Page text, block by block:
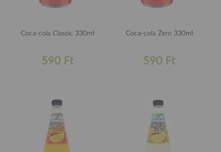
Coca-cola Classic 330ml
590 Ft
Coca-cola Zero 330ml
590 Ft